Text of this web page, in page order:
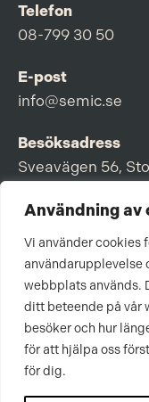
Användning av
Vi använder cookies
användarupplevelse
webbplats används.
ditt beteende på vår
besöker och hur
för att hjälpa oss
för dig.
Telefon
08-799 30 50
E-post
info@semic.se
Besöksadress
Sveavägen 56,
Postadress
Box 3159, 103 63